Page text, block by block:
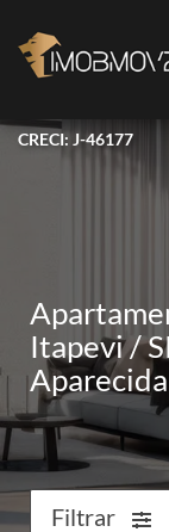
CRECI: J-46177
Itapevi /
Aparecida
Filtrar